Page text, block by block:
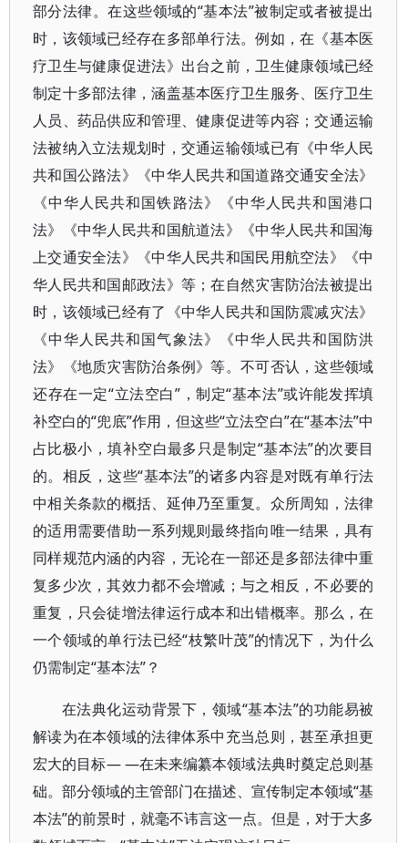
部分法律。在这些领域的“基本法”被制定或者被提出
时，该领域已经存在多部单行法。例如，在《基本医
疗卫生与健康促进法》出台之前，卫生健康领域已经
制定十多部法律，涵盖基本医疗卫生服务、医疗卫生
人员、药品供应和管理、健康促进等内容；交通运输
法被纳入立法规划时，交通运输领域已有《中华人民
共和国公路法》《中华人民共和国道路交通安全法》
《中华人民共和国铁路法》《中华人民共和国港口
法》《中华人民共和国航道法》《中华人民共和国海
上交通安全法》《中华人民共和国民用航空法》《中
华人民共和国邮政法》等；在自然灾害防治法被提出
时，该领域已经有了《中华人民共和国防震减灾法》
《中华人民共和国气象法》《中华人民共和国防洪
法》《地质灾害防治条例》等。不可否认，这些领域
还存在一定“立法空白”，制定“基本法”或许能发挥填
补空白的“兜底”作用，但这些“立法空白”在“基本法”中
占比极小，填补空白最多只是制定“基本法”的次要目
的。相反，这些“基本法”的诸多内容是对既有单行法
中相关条款的概括、延伸乃至重复。众所周知，法律
的适用需要借助一系列规则最终指向唯一结果，具有
同样规范内涵的内容，无论在一部还是多部法律中重
复多少次，其效力都不会增减；与之相反，不必要的
重复，只会徒增法律运行成本和出错概率。那么，在
一个领域的单行法已经“枝繁叶茂”的情况下，为什么
仍需制定“基本法”？
在法典化运动背景下，领域“基本法”的功能易被
解读为在本领域的法律体系中充当总则，甚至承担更
宏大的目标— —在未来编纂本领域法典时奠定总则基
础。部分领域的主管部门在描述、宣传制定本领域“基
本法”的前景时，就毫不讳言这一点。但是，对于大多